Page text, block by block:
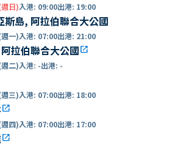
日)入港: 09:00出港: 19:00
斯島, 阿拉伯聯合大公國
一)入港: 07:00出港: 21:00
拉伯聯合大公國open_in_new
二)入港: -出港: -
三)入港: 07:00出港: 18:00
open_in_new
四)入港: 07:00出港: 17:00
open_in_new